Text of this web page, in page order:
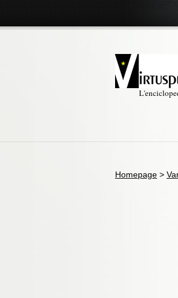
Homepage >